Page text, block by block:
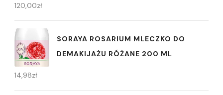
120,00zł
SORAYA ROSARIUM MLECZKO DO
DEMAKIJAŻU RÓŻANE 200 ML
14,98zł